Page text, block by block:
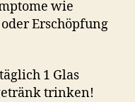
wie
Erschöpfung
1 Glas
trinken!